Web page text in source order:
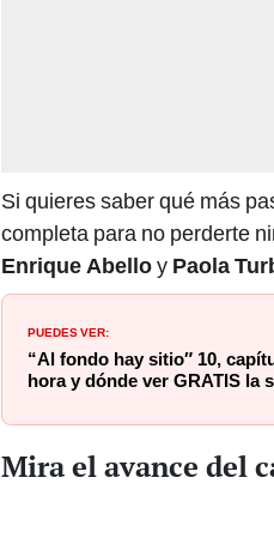
Si quieres saber qué más
completa para no perderte
Enrique Abelloy Paola
PUEDES VER:
“Al fondo hay sitio″ 10,
hora y dónde ver GRATIS la
Mira el avance del